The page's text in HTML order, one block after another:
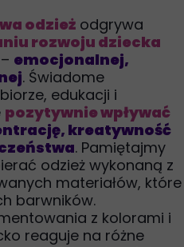
odzież odgrywa
rozwoju dziecka
emocjonalnej,
. Świadome
edukacji i
pozytywnie wpływać
kreatywność
. Pamiętajmy
odzież wykonaną z
materiałów, które
barwników.
z kolorami i
reaguje na różne